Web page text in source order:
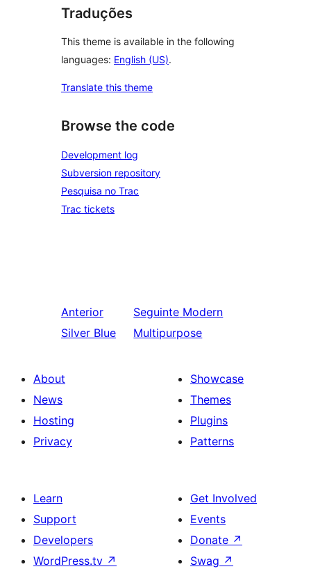
Traduções
This theme is available in the following
languages: English (US).
Translate this theme
Browse the code
Development log
Subversion repository
Pesquisa no Trac
Trac tickets
Anterior
Silver Blue
Seguinte Modern
Multipurpose
About
News
Hosting
Privacy
Showcase
Themes
Plugins
Patterns
Learn
Support
Developers
WordPress.tv ↗
Get Involved
Events
Donate ↗
Swag ↗